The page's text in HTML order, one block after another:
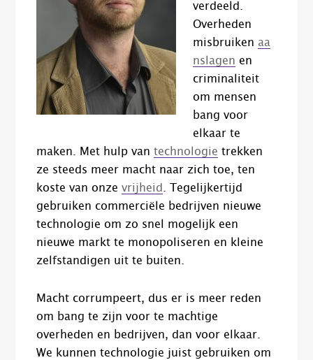
verdeeld.
Overheden
misbruiken aa
nslagen en
criminaliteit
om mensen
bang voor
elkaar te
maken. Met hulp vantechnologie trekken
ze steeds meer macht naar zich toe, ten
koste van onzevrijheid . Tegelijkertijd
gebruiken commerciële bedrijven nieuwe
technologie om zo snel mogelijk een
nieuwe markt te monopoliseren en kleine
zelfstandigen uit te buiten.
Macht corrumpeert, dus er is meer reden
om bang te zijn voor te machtige
overheden en bedrijven, dan voor elkaar.
We kunnen technologie juist gebruiken om